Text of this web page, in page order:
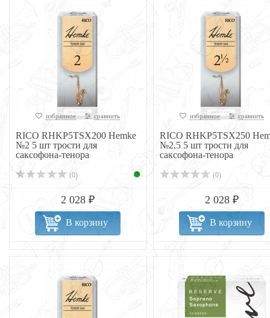
избранное сравнить
RICO RHKP5TSX200 Hemke
№2 5 шт трости для
саксофона-тенора
(0)
2 028 ₽
В корзину
избранное сравнить
RICO RHKP5TSX250
№2,5 5 шт трости для
саксофона-тенора
(0)
2 028 ₽
В корзину